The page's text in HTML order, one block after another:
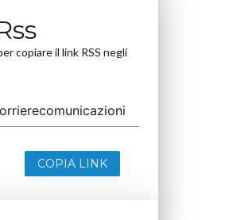
copiare il link RSS negli
COPIA LINK